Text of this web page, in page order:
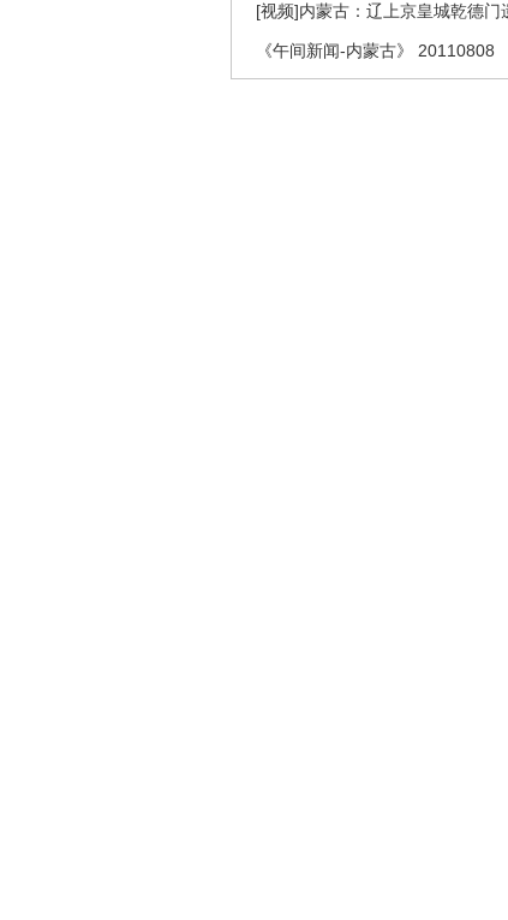
[视频]内蒙古：辽上京皇城乾德门
《午间新闻-内蒙古》 20110808